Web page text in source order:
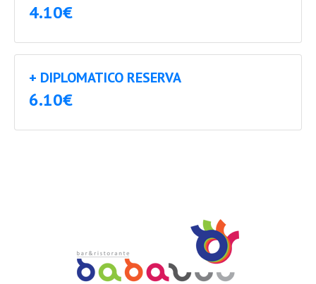
4.10€
+ DIPLOMATICO RESERVA
6.10€